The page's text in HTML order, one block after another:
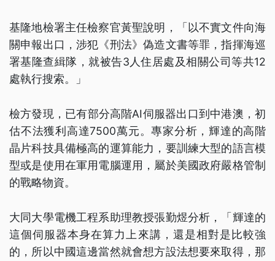
基隆地檢署主任檢察官黃聖說明，「以不實文件向海
關申報出口，涉犯《刑法》偽造文書等罪，指揮海巡
署基隆查緝隊，就被告3人住居處及相關公司等共12
處執行搜索。」
檢方發現，已有部分高階AI伺服器出口到中港澳，初
估不法獲利高達7500萬元。專家分析，輝達的高階
晶片科技具備極高的運算能力，要訓練大型的語言模
型或是使用在軍用電腦運用，屬於美國政府嚴格管制
的戰略物資。
大同大學電機工程系助理教授張勤煜分析，「輝達的
這個伺服器本身在算力上來講，還是相對是比較強
的，所以中國這邊當然就會想方設法想要來取得，那